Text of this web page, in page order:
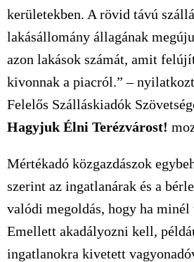
kerületekben. A rövid távú
lakásállomány állagának
azon lakások számát, amit
kivonnak a piacról.” –
Felelős Szálláskiadók
Hagyjuk Élni Terézvárost!
Mértékadó közgazdászok
szerint az ingatlanárak és a
valódi megoldás, hogy ha
Emellett akadályozni kell,
ingatlanokra kivetett